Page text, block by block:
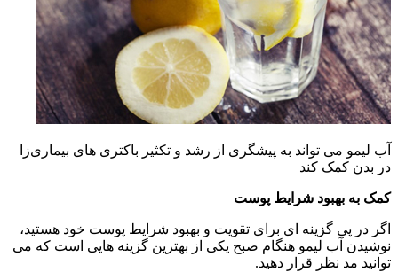
آب لیمو می تواند به پیشگری از رشد و تکثیر باکتری های بیماری‌زا
در بدن کمک کند
کمک به بهبود شرایط پوست
اگر در پی گزینه ای برای تقویت و بهبود شرایط پوست خود هستید،
نوشیدن آب لیمو هنگام صبح یکی از بهترین گزینه هایی است که می
توانید مد نظر قرار دهید.